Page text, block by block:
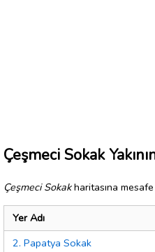
Çeşmeci Sokak
Çeşmeci Sokakharitasına
Yer Adı
2. Papatya Sokak